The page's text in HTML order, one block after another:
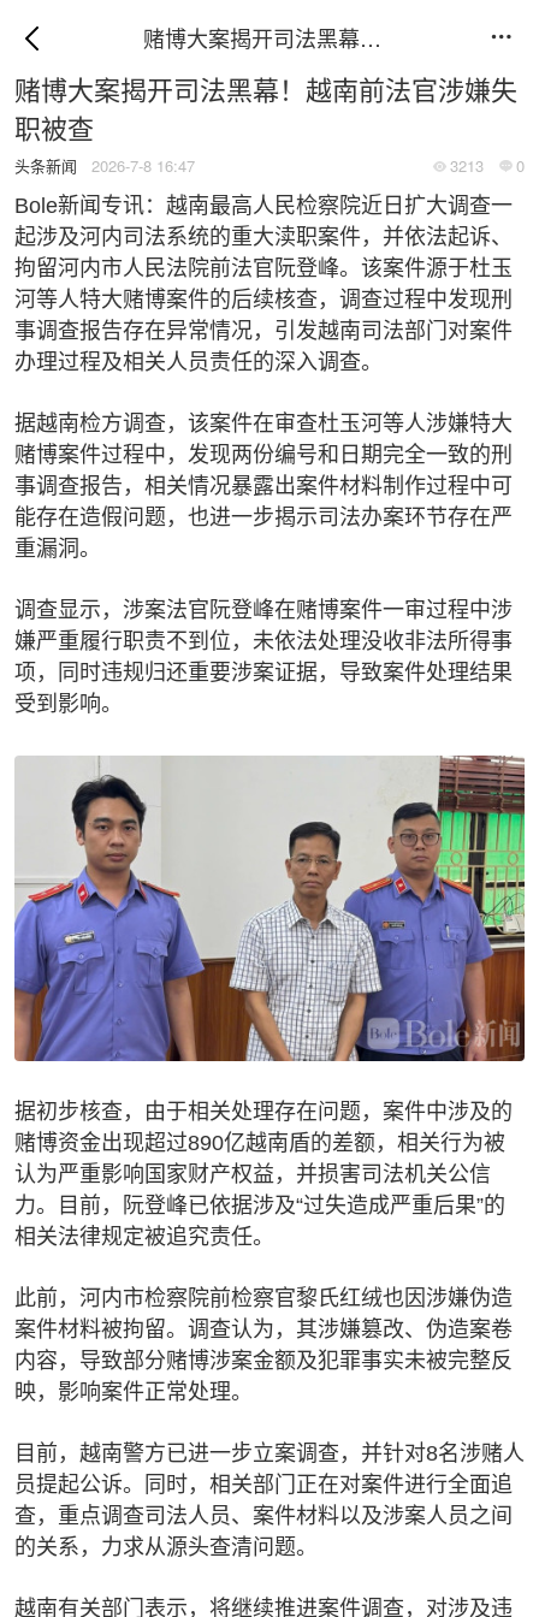
赌博大案揭开司法黑幕！越南前法官涉嫌失职被查 
赌博大案揭开司法黑幕！越南前法官涉嫌失
职被查
 3213  0
头条新闻 2026-7-8 16:47
Bole新闻专讯：越南最高人民检察院近日扩大调查一
起涉及河内司法系统的重大渎职案件，并依法起诉、
拘留河内市人民法院前法官阮登峰。该案件源于杜玉
河等人特大赌博案件的后续核查，调查过程中发现刑
事调查报告存在异常情况，引发越南司法部门对案件
办理过程及相关人员责任的深入调查。
据越南检方调查，该案件在审查杜玉河等人涉嫌特大
赌博案件过程中，发现两份编号和日期完全一致的刑
事调查报告，相关情况暴露出案件材料制作过程中可
能存在造假问题，也进一步揭示司法办案环节存在严
重漏洞。
调查显示，涉案法官阮登峰在赌博案件一审过程中涉
嫌严重履行职责不到位，未依法处理没收非法所得事
项，同时违规归还重要涉案证据，导致案件处理结果
受到影响。
据初步核查，由于相关处理存在问题，案件中涉及的
赌博资金出现超过890亿越南盾的差额，相关行为被
认为严重影响国家财产权益，并损害司法机关公信
力。目前，阮登峰已依据涉及“过失造成严重后果”的
相关法律规定被追究责任。
此前，河内市检察院前检察官黎氏红绒也因涉嫌伪造
案件材料被拘留。调查认为，其涉嫌篡改、伪造案卷
内容，导致部分赌博涉案金额及犯罪事实未被完整反
映，影响案件正常处理。
目前，越南警方已进一步立案调查，并针对8名涉赌人
员提起公诉。同时，相关部门正在对案件进行全面追
查，重点调查司法人员、案件材料以及涉案人员之间
的关系，力求从源头查清问题。
越南有关部门表示，将继续推进案件调查，对涉及违